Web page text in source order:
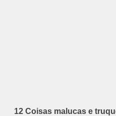
12 Coisas malucas e